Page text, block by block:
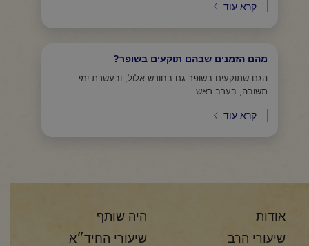
קרא עוד
מהם הזמנים שבהם תוקעים בשופר?
הגם שתוקעים בשופר גם בחודש אלול, ובעשרת ימי
תשובה, בערב ראש...
קרא עוד
אודות
היה שותף
שיעורי הרב
שיעורי החיד״א